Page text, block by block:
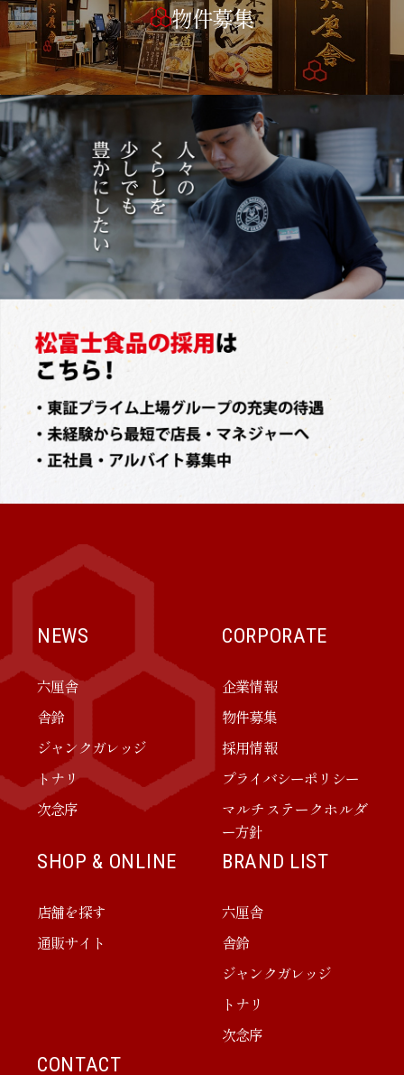
物件募集
NEWS
六厘舎
舎鈴
ジャンクガレッジ
トナリ
次念序
CORPORATE
企業情報
物件募集
採用情報
プライバシーポリシー
マルチステークホルダ
ー方針
SHOP & ONLINE
店舗を探す
通販サイト
BRAND LIST
六厘舎
舎鈴
ジャンクガレッジ
トナリ
次念序
CONTACT